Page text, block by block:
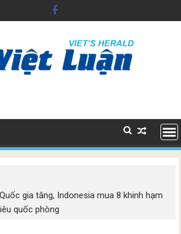
gia tăng, Indonesia mua 8 khinh hạm
quốc phòng